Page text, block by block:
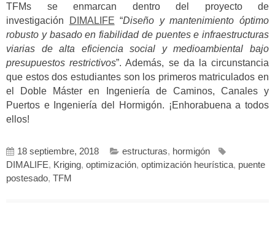
TFMs se enmarcan dentro del proyecto de
investigación
DIMALIFE “Diseño y mantenimiento óptimo
robusto y basado en fiabilidad de puentes e infraestructuras
viarias de alta eficiencia social y medioambiental bajo
presupuestos restrictivos”. Además, se da la circunstancia
que estos dos estudiantes son los primeros matriculados en
el Doble Máster en Ingeniería de Caminos, Canales y
Puertos e Ingeniería del Hormigón. ¡Enhorabuena a todos
ellos!
18 septiembre, 2018 estructuras, hormigón
DIMALIFE, Kriging, optimización, optimización heurística, puente
postesado, TFM